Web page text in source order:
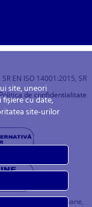
EN ISO 14001:2015, SR
de confidentialitate
automobile, camioane,
site, uneori
cu date,
site-urilor